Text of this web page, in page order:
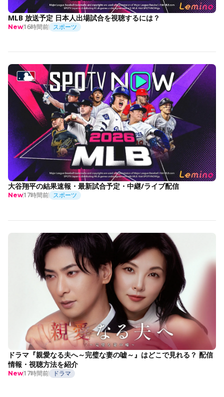
MLB 放送予定 日本人出場試合を視聴するには？
New16時間前 スポーツ
大谷翔平の結果速報・最新試合予定・中継/ライブ配信
New17時間前 スポーツ
ドラマ『親愛なる夫へ～完璧な妻の嘘～』はどこで見れる？ 配信
情報・視聴方法を紹介
New17時間前 ドラマ